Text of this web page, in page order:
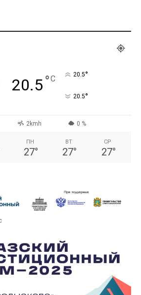
20.5°C 20.5°
20.5°
2kmh 0 %
ПН
27°
ВТ
27°
СР
27°